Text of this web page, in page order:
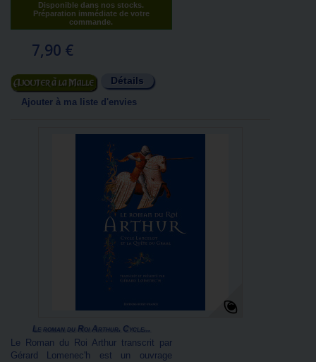
Disponible dans nos stocks.
Préparation immédiate de votre
commande.
7,90 €
Ajouter au panier Détails
Ajouter à ma liste d'envies
Le roman du Roi Arthur. Cycle...
Le Roman du Roi Arthur transcrit par
Gérard Lomenec'h est un ouvrage